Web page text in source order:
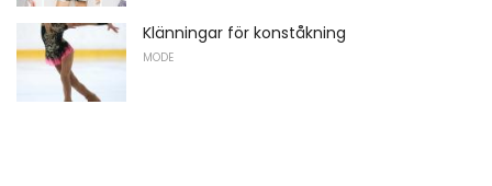
Klänningar för konståkning
MODE